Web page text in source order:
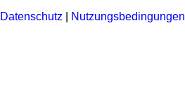
Datenschutz
Nutzungsbedingungen